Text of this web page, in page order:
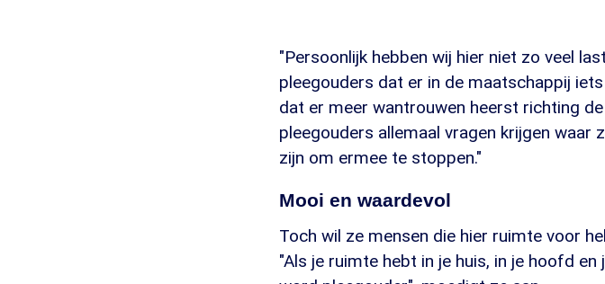
"Persoonlijk hebben wij hier niet zo veel
pleegouders dat er in de maatschappij
dat er meer wantrouwen heerst richting
pleegouders allemaal vragen krijgen waar
zijn om ermee te stoppen."
Mooi en waardevol
Toch wil ze mensen die hier ruimte voor
"Als je ruimte hebt in je huis, in je hoofd